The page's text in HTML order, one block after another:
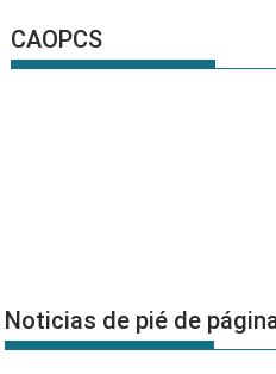
CAOPCS
Noticias de pié de